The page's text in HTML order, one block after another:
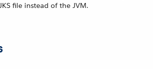
file instead of the JVM.